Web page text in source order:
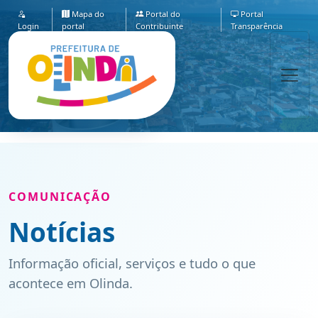
Login
Mapa do
portal
Portal do
Contribuinte
Portal
Transparência
COMUNICAÇÃO
Notícias
Informação oficial, serviços e tudo o que
acontece em Olinda.